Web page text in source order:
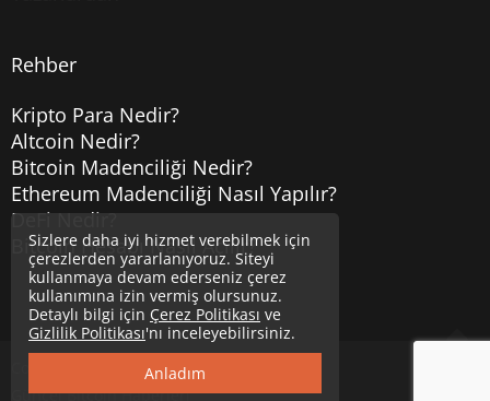
Rehber
Kripto Para Nedir?
Altcoin Nedir?
Bitcoin Madenciliği Nedir?
Ethereum Madenciliği Nasıl Yapılır?
DeFi Nedir?
Bitcoin Hesabı Nasıl Açılır?
Uzmancoin
Güncel Bitcoin Haberleri
Sizlere daha iyi hizmet verebilmek için
çerezlerden yararlanıyoruz. Siteyi
kullanmaya devam ederseniz çerez
kullanımına izin vermiş olursunuz.
Detaylı bilgi için Çerez Politikası ve
Gizlilik Politikası'nı inceleyebilirsiniz.
Anladım